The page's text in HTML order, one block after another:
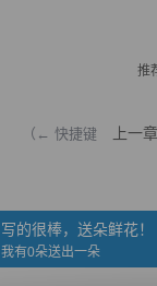
推
（← 快捷键 上一章
写的很棒，送朵鲜花！
我有0朵送出一朵